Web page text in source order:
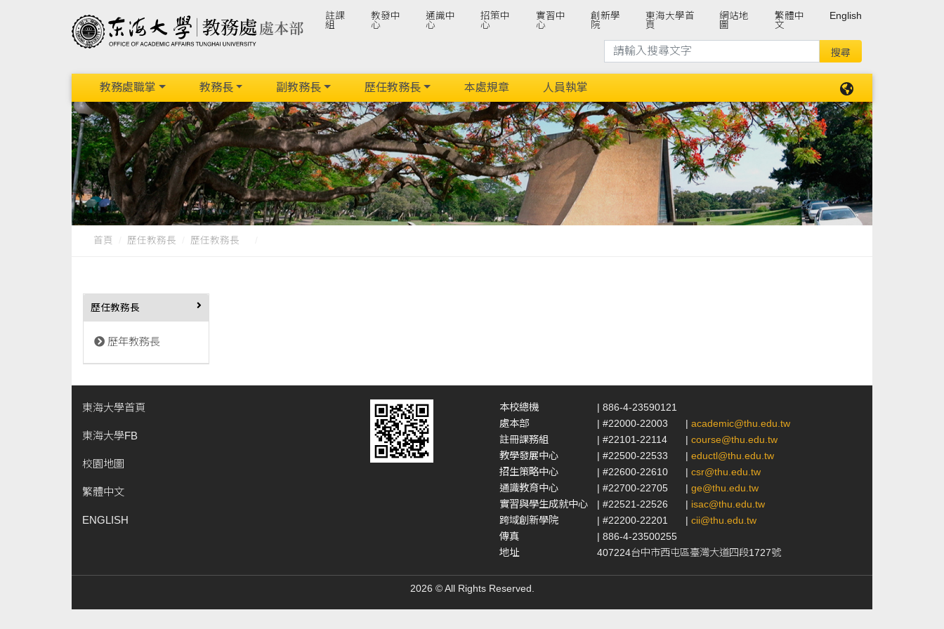
註課
組
教發中
心
通識中
心
招策中
心
實習中
心
創新學
院
東海大學首
頁
網站地
圖
繁體中
文
English
教務處職掌 教務長 副教務長 歷任教務長 本處規章 人員執掌
首頁 歷任教務長 歷任教務長
歷任教務長
歷年教務長
東海大學首頁
東海大學FB
校園地圖
繁體中文
ENGLISH
本校總機
| 886-4-23590121
處本部
| #22000-22003 | academic@thu.edu.tw
註冊課務組
| #22101-22114 | course@thu.edu.tw
教學發展中心
| #22500-22533 | eductl@thu.edu.tw
招生策略中心
| #22600-22610 | csr@thu.edu.tw
通識教育中心
| #22700-22705 | ge@thu.edu.tw
實習與學生成就中心
| #22521-22526 | isac@thu.edu.tw
跨域創新學院
| #22200-22201 | cii@thu.edu.tw
傳真
| 886-4-23500255
地址
407224台中市西屯區臺灣大道四段1727號
2026 © All Rights Reserved.